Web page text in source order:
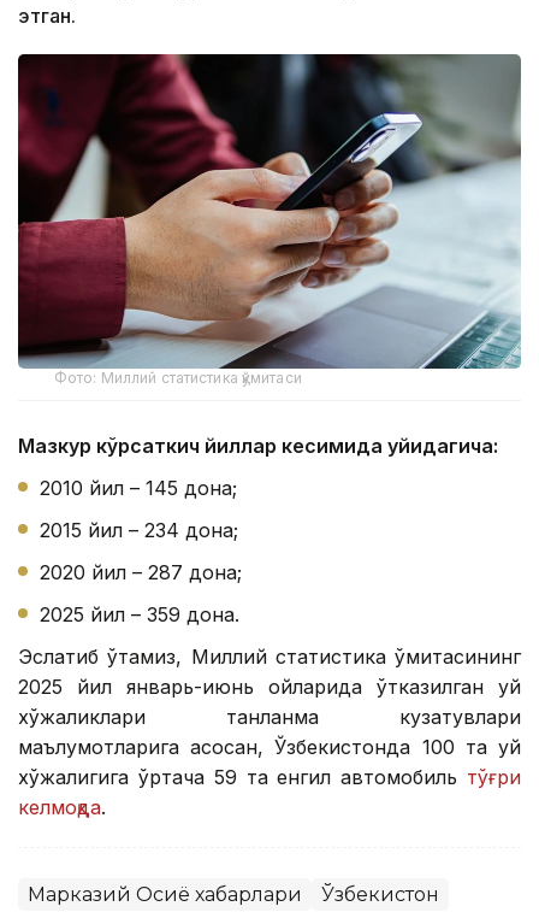
этган.
Фото: Миллий статистика қўмитаси
Мазкур кўрсаткич йиллар кесимида қуйидагича:
2010 йил – 145 дона;
2015 йил – 234 дона;
2020 йил – 287 дона;
2025 йил – 359 дона.
Эслатиб ўтамиз, Миллий статистика қўмитасининг
2025 йил январь-июнь ойларида ўтказилган уй
хўжаликлари танланма кузатувлари
маълумотларига асосан, Ўзбекистонда 100 та уй
хўжалигига ўртача 59 та енгил автомобиль тўғри
келмоқда.
Марказий Осиё хабарлари Ўзбекистон